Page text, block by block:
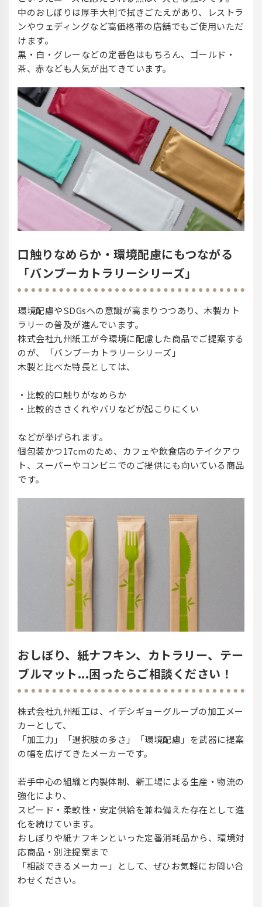
中のおしぼりは厚手大判で拭きごたえがあり、レストラ
ンやウェディングなど高価格帯の店舗でもご使用いただ
けます。
黒・白・グレーなどの定番色はもちろん、ゴールド・
茶、赤なども人気が出てきています。
口触りなめらか・環境配慮にもつながる
「バンブーカトラリーシリーズ」
環境配慮やSDGsへの意識が高まりつつあり、木製カト
ラリーの普及が進んでいます。
株式会社九州紙工が今環境に配慮した商品でご提案する
のが、「バンブーカトラリーシリーズ」
木製と比べた特長としては、
・比較的口触りがなめらか
・比較的ささくれやバリなどが起こりにくい
などが挙げられます。
個包装かつ17cmのため、カフェや飲食店のテイクアウ
ト、スーパーやコンビニでのご提供にも向いている商品
です。
おしぼり、紙ナフキン、カトラリー、テー
ブルマット...困ったらご相談ください！
株式会社九州紙工は、イデシギョーグループの加工メー
カーとして、
「加工力」「選択肢の多さ」「環境配慮」を武器に提案
の幅を広げてきたメーカーです。
若手中心の組織と内製体制、新工場による生産・物流の
強化により、
スピード・柔軟性・安定供給を兼ね備えた存在として進
化を続けています。
おしぼりや紙ナフキンといった定番消耗品から、環境対
応商品・別注提案まで
「相談できるメーカー」として、ぜひお気軽にお問い合
わせください。